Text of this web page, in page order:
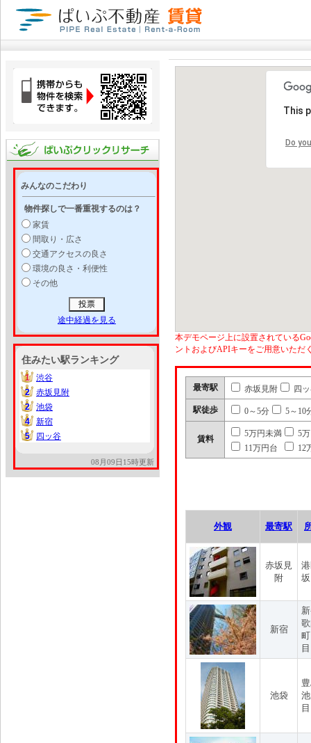
みんなのこだわり
物件探しで一番重視するのは？
家賃
間取り・広さ
交通アクセスの良さ
環境の良さ・利便性
その他
途中経過を見る
住みたい駅ランキング
1
1
渋谷
2
2
赤坂見附
2
2
池袋
4
4
新宿
5
5 四ッ谷
08月09日15時更新
This
Do
本デモページ上に設置されている
ントおよびAPIキーをご用意いただ
最寄駅 赤坂見附 四
駅徒歩 0～5分 5～10
賃料
5万円未満
5
11万円台
12
外観 最寄駅
赤坂見
附
新宿
目
池袋
目